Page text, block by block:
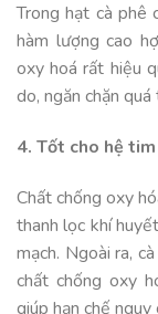
Trong hạt cà phê
hàm lượng cao
oxy hoá rất hiệu
do, ngăn chặn
4. Tốt cho hệ
Chất chống oxy
thanh lọc khí
mạch. Ngoài ra,
chất chống oxy
giúp hạn chế nguy